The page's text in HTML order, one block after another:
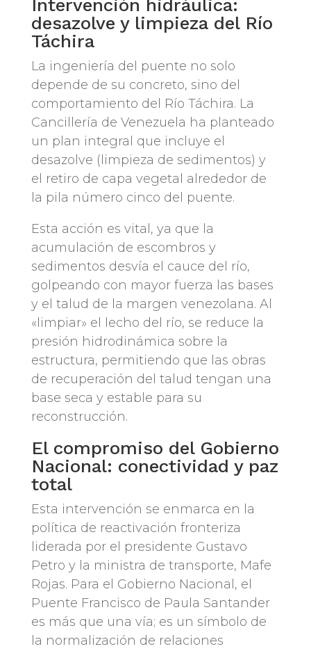
Intervención hidráulica:
desazolve y limpieza del Río
Táchira
La ingeniería del puente no solo
depende de su concreto, sino del
comportamiento del Río Táchira. La
Cancillería de Venezuela ha planteado
un plan integral que incluye el
desazolve (limpieza de sedimentos) y
el retiro de capa vegetal alrededor de
la pila número cinco del puente.
Esta acción es vital, ya que la
acumulación de escombros y
sedimentos desvía el cauce del río,
golpeando con mayor fuerza las bases
y el talud de la margen venezolana. Al
«limpiar» el lecho del río, se reduce la
presión hidrodinámica sobre la
estructura, permitiendo que las obras
de recuperación del talud tengan una
base seca y estable para su
reconstrucción.
El compromiso del Gobierno
Nacional: conectividad y paz
total
Esta intervención se enmarca en la
política de reactivación fronteriza
liderada por el presidente Gustavo
Petro y la ministra de transporte, Mafe
Rojas. Para el Gobierno Nacional, el
Puente Francisco de Paula Santander
es más que una vía; es un símbolo de
la normalización de relaciones